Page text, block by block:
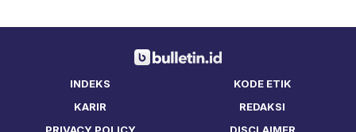
INDEKS
KODE ETIK
KARIR
REDAKSI